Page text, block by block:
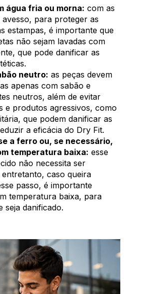
água fria ou morna: com as
avesso, para proteger as
estampas, é importante que
não sejam lavadas com
que pode danificar as
neutro: as peças devem
apenas com sabão e
neutros, além de evitar
e produtos agressivos, como
que podem danificar as
a eficácia do Dry Fit.
a ferro ou, se necessário,
temperatura baixa: esse
não necessita ser
entretanto, caso queira
passo, é importante
temperatura baixa, para
seja danificado.